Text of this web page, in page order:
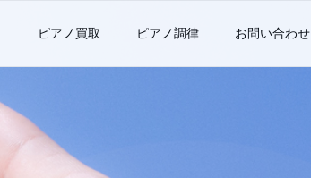
ピアノ買取 ピアノ調律 お問い合わせ